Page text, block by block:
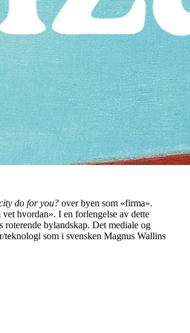
do for you? over byen som «firma».
hvordan». I en forlengelse av dette
roterende bylandskap. Det mediale og
som i svensken Magnus Wallins